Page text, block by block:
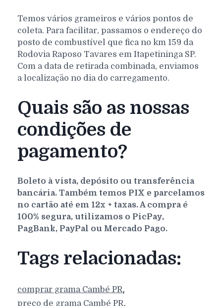
Temos vários grameiros e vários pontos de
coleta. Para facilitar, passamos o endereço do
posto de combustível que fica no km 159 da
Rodovia Raposo Tavares em Itapetininga SP.
Com a data de retirada combinada, enviamos
a localização no dia do carregamento.
Quais são as nossas
condições de
pagamento?
Boleto à vista, depósito ou transferência
bancária. Também temos PIX e parcelamos
no cartão até em 12x + taxas. A compra é
100% segura, utilizamos o PicPay,
PagBank, PayPal ou Mercado Pago.
Tags relacionadas:
comprar grama Cambé PR,
preço de grama Cambé PR,